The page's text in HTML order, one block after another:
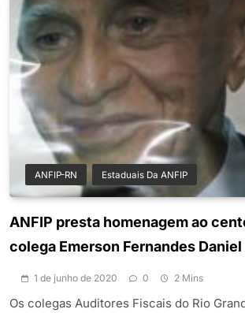
ANFIP-RN Estaduais Da ANFIP
ANFIP presta homenagem ao
colega Emerson Fernandes Daniel
1 de junho de 2020 0 2 Mins
Os colegas Auditores Fiscais do Rio